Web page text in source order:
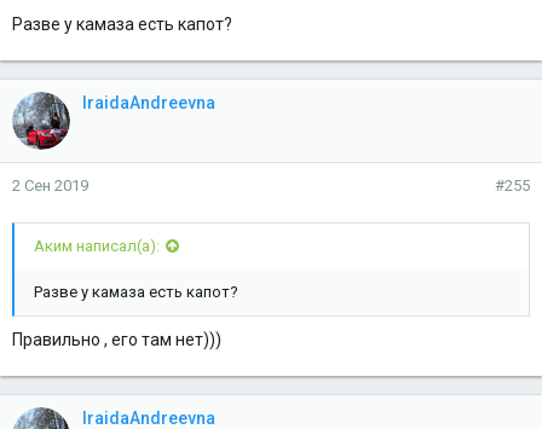
Разве у камаза есть капот?
IraidaAndreevna
2 Сен 2019 #255
Аким написал(а):
Разве у камаза есть капот?
Правильно , его там нет)))
IraidaAndreevna